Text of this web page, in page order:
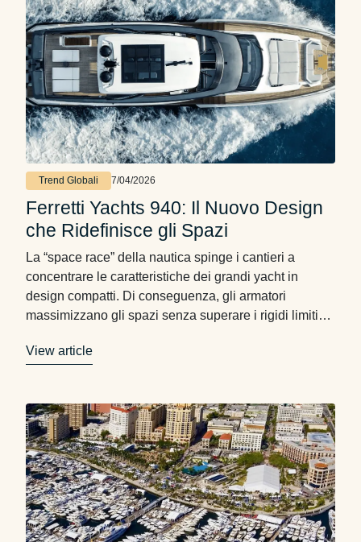
Trend Globali 7/04/2026
Ferretti Yachts 940: Il Nuovo Design
che Ridefinisce gli Spazi
La “space race” della nautica spinge i cantieri a
concentrare le caratteristiche dei grandi yacht in
design compatti. Di conseguenza, gli armatori
massimizzano gli spazi senza superare i rigidi limiti
design widebody rischia di sembrare tozzo? Il
View article